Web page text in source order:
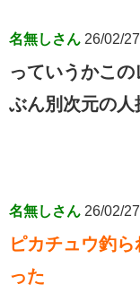
名無しさん 26/02/
っていうかこ
ぶん別次元の
名無しさん 26/02/
ピカチュウ釣
った